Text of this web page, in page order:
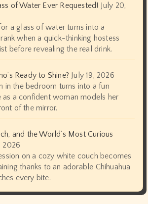
of Water Ever Requested! July 20,
a glass of water turns into a
when a quick-thinking hostess
before revealing the real drink.
Ready to Shine? July 19, 2026
in the bedroom turns into a fun
as a confident woman models her
of the mirror.
and the World’s Most Curious
2026
on a cozy white couch becomes
thanks to an adorable Chihuahua
every bite.